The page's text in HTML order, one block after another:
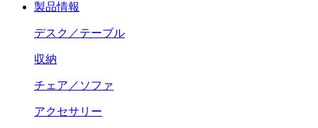
製品情報
デスク／テーブル
収納
チェア／ソファ
アクセサリー